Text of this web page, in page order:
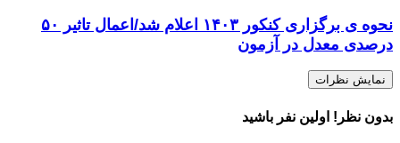
نحوه ی برگزاری کنکور ۱۴۰۳ اعلام شد/اعمال تاثیر ۵۰
درصدی معدل در آزمون
نمایش نظرات
بدون نظر! اولین نفر باشید